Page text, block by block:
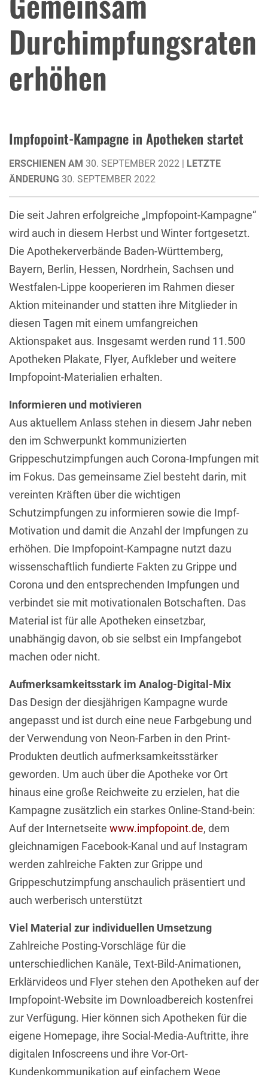
Durchimpfungsraten
erhöhen
Impfopoint-Kampagne in Apotheken startet
ERSCHIENEN AM 30. SEPTEMBER 2022 | LETZTE
ÄNDERUNG 30. SEPTEMBER 2022
Die seit Jahren erfolgreiche „Impfopoint-Kampagne“
wird auch in diesem Herbst und Winter fortgesetzt.
Die Apothekerverbände Baden-Württemberg,
Bayern, Berlin, Hessen, Nordrhein, Sachsen und
Westfalen-Lippe kooperieren im Rahmen dieser
Aktion miteinander und statten ihre Mitglieder in
diesen Tagen mit einem umfangreichen
Aktionspaket aus. Insgesamt werden rund 11.500
Apotheken Plakate, Flyer, Aufkleber und weitere
Impfopoint-Materialien erhalten.
Informieren und motivieren
Aus aktuellem Anlass stehen in diesem Jahr neben
den im Schwerpunkt kommunizierten
Grippeschutzimpfungen auch Corona-Impfungen mit
im Fokus. Das gemeinsame Ziel besteht darin, mit
vereinten Kräften über die wichtigen
Schutzimpfungen zu informieren sowie die Impf-
Motivation und damit die Anzahl der Impfungen zu
erhöhen. Die Impfopoint-Kampagne nutzt dazu
wissenschaftlich fundierte Fakten zu Grippe und
Corona und den entsprechenden Impfungen und
verbindet sie mit motivationalen Botschaften. Das
Material ist für alle Apotheken einsetzbar,
unabhängig davon, ob sie selbst ein Impfangebot
machen oder nicht.
Aufmerksamkeitsstark im Analog-Digital-Mix
Das Design der diesjährigen Kampagne wurde
angepasst und ist durch eine neue Farbgebung und
der Verwendung von Neon-Farben in den Print-
Produkten deutlich aufmerksamkeitsstärker
geworden. Um auch über die Apotheke vor Ort
hinaus eine große Reichweite zu erzielen, hat die
Kampagne zusätzlich ein starkes Online-Stand-bein:
Auf der Internetseite www.impfopoint.de, dem
gleichnamigen Facebook-Kanal und auf Instagram
werden zahlreiche Fakten zur Grippe und
Grippeschutzimpfung anschaulich präsentiert und
auch werberisch unterstützt
Viel Material zur individuellen Umsetzung
Zahlreiche Posting-Vorschläge für die
unterschiedlichen Kanäle, Text-Bild-Animationen,
Erklärvideos und Flyer stehen den Apotheken auf der
Impfopoint-Website im Downloadbereich kostenfrei
zur Verfügung. Hier können sich Apotheken für die
eigene Homepage, ihre Social-Media-Auftritte, ihre
digitalen Infoscreens und ihre Vor-Ort-
Kundenkommunikation auf einfachem Wege